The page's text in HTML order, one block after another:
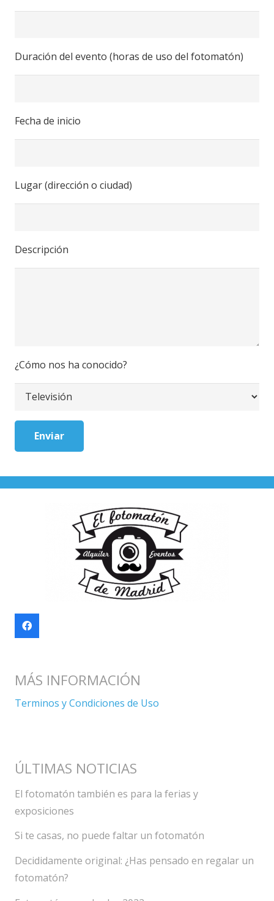
Duración del evento (horas de uso del fotomatón)
Fecha de inicio
Lugar (dirección o ciudad)
Descripción
¿Cómo nos ha conocido?
MÁS INFORMACIÓN
Terminos y Condiciones de Uso
ÚLTIMAS NOTICIAS
El fotomatón también es para la ferias y
exposiciones
Si te casas, no puede faltar un fotomatón
Decididamente original: ¿Has pensado en regalar un
fotomatón?